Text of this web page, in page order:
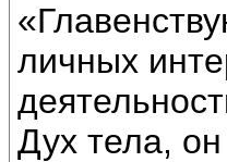
личных
Дух тела,